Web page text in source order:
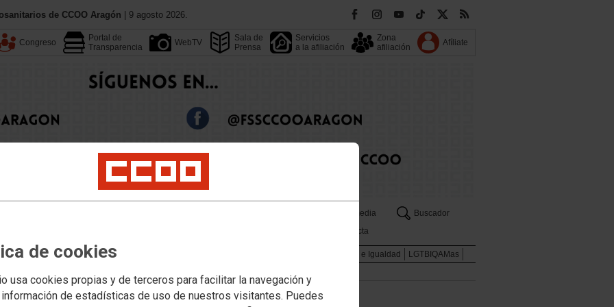
de cookies
usa cookies propias y de terceros para facilitar la navegación y
de estadísticas de uso de nuestros visitantes. Puedes
de CCOO Aragón | 9 agosto 2026.
Congreso
Portal de
Transparencia
WebTV
Sala de
Prensa
Servicios
a la afiliación
Zona
afiliación
Afíliate
Multimedia
Buscador
Contacta
Sanidad Privada Mujeres e Igualdad
LGTBIQAMas